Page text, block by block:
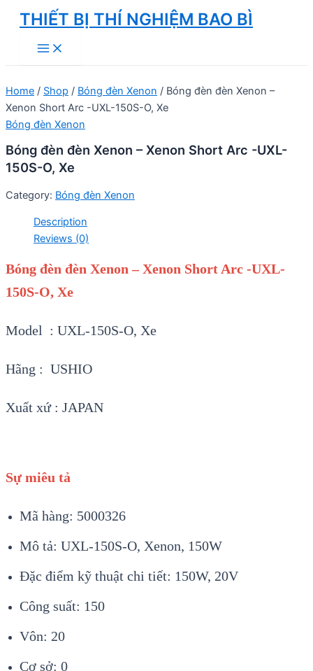
Skip
content
THIẾT BỊ THÍ NGHIỆM BAO BÌ
Main
Menu
Home / Shop / Bóng đèn Xenon / Bóng đèn đèn Xenon –
Xenon Short Arc -UXL-150S-O, Xe
Bóng đèn Xenon
Bóng đèn đèn Xenon – Xenon Short Arc -UXL-
150S-O, Xe
Category: Bóng đèn Xenon
Description
Reviews (0)
Bóng đèn đèn Xenon – Xenon Short Arc -UXL-
150S-O, Xe
Model : UXL-150S-O, Xe
Hãng : USHIO
Xuất xứ : JAPAN
Sự miêu tả
Mã hàng: 5000326
Mô tả: UXL-150S-O, Xenon, 150W
Đặc điểm kỹ thuật chi tiết: 150W, 20V
Công suất: 150
Vôn: 20
Cơ sở: 0